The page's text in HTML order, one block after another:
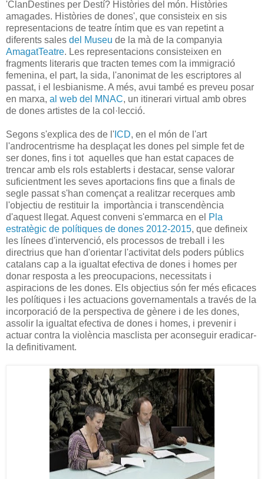
'ClanDestines per Destí? Històries del món. Històries
amagades. Històries de dones', que consisteix en sis
representacions de teatre íntim que es van repetint a
diferents sales del Museu de la mà de la companyia
AmagatTeatre. Les representacions consisteixen en
fragments literaris que tracten temes com la immigració
femenina, el part, la sida, l'anonimat de les escriptores al
passat, i el lesbianisme. A més, avui també es preveu posar
en marxa, al web del MNAC, un itinerari virtual amb obres
de dones artistes de la col·lecció.
Segons s'explica des de l' ICD, en el món de l'art
l'androcentrisme ha desplaçat les dones pel simple fet de
ser dones, fins i tot aquelles que han estat capaces de
trencar amb els rols establerts i destacar, sense valorar
suficientment les seves aportacions fins que a finals de
segle passat s'han començat a realitzar recerques amb
l'objectiu de restituir la importància i transcendència
d'aquest llegat. Aquest conveni s'emmarca en el Pla
estratègic de polítiques de dones 2012-2015, que defineix
les línees d'intervenció, els processos de treball i les
directrius que han d'orientar l'activitat dels poders públics
catalans cap a la igualtat efectiva de dones i homes per
donar resposta a les preocupacions, necessitats i
aspiracions de les dones. Els objectius són fer més eficaces
les polítiques i les actuacions governamentals a través de la
incorporació de la perspectiva de gènere i de les dones,
assolir la igualtat efectiva de dones i homes, i prevenir i
actuar contra la violència masclista per aconseguir eradicar-
la definitivament.